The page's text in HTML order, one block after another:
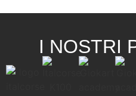
I NOSTRI